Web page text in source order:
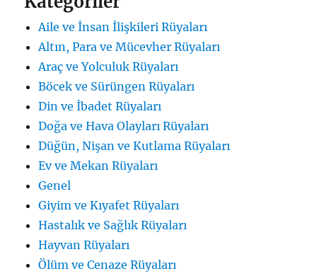
Aile ve İnsan İlişkileri Rüyaları
Altın, Para ve Mücevher Rüyaları
Araç ve Yolculuk Rüyaları
Böcek ve Sürüngen Rüyaları
Din ve İbadet Rüyaları
Doğa ve Hava Olayları Rüyaları
Düğün, Nişan ve Kutlama Rüyaları
Ev ve Mekan Rüyaları
Genel
Giyim ve Kıyafet Rüyaları
Hastalık ve Sağlık Rüyaları
Hayvan Rüyaları
Ölüm ve Cenaze Rüyaları